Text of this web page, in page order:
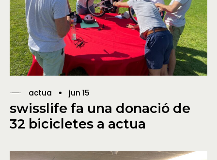
actua jun 15
swisslife fa una donació de
32 bicicletes a actua